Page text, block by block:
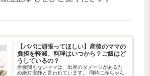
【パパに頑張ってほしい】産後のママの
負担を軽減。料理はいつから？ご飯はど
うしているの？
産後間もないママは、出産のダメージがあるた
め絶対安静と言われています。 同時に赤ちゃん